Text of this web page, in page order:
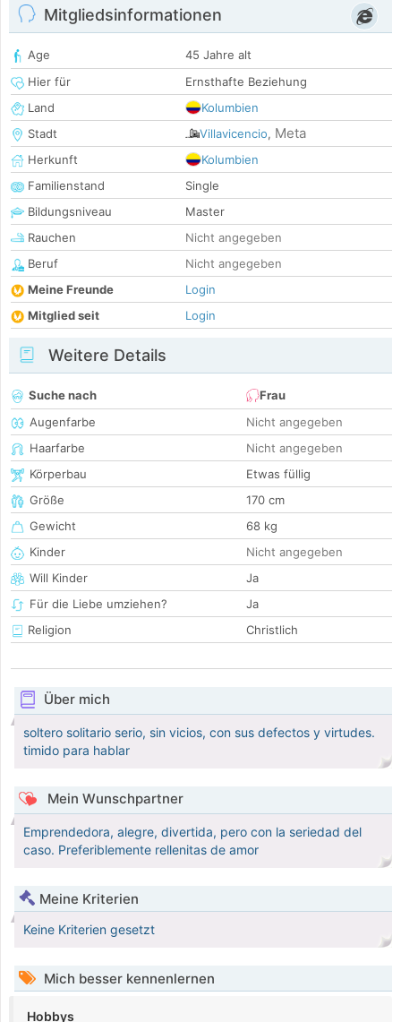
Mitgliedsinformationen
Age
45 Jahre alt
Hier für
Ernsthafte Beziehung
Land
Kolumbien
Stadt
Villavicencio, Meta
Herkunft
Kolumbien
Familienstand
Single
Bildungsniveau
Master
Rauchen
Nicht angegeben
Beruf
Nicht angegeben
Meine Freunde
Login
Mitglied seit
Login
Weitere Details
Suche nach
Frau
Augenfarbe
Nicht angegeben
Haarfarbe
Nicht angegeben
Körperbau
Etwas füllig
Größe
170 cm
Gewicht
68 kg
Kinder
Nicht angegeben
Will Kinder
Ja
Für die Liebe umziehen?
Ja
Religion
Christlich
Über mich
soltero solitario serio, sin vicios, con sus defectos y virtudes.
timido para hablar
Mein Wunschpartner
Emprendedora, alegre, divertida, pero con la seriedad del
caso. Preferiblemente rellenitas de amor
Meine Kriterien
Keine Kriterien gesetzt
Mich besser kennenlernen
Hobbys